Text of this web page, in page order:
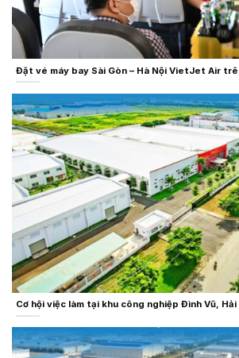
Đặt vé máy bay Sài Gòn – Hà Nội VietJet Air
Cơ hội việc làm tại khu công nghiệp Đình Vũ, Hải